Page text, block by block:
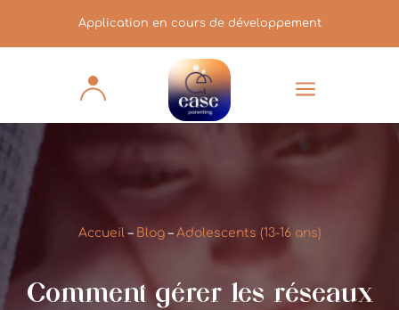
Application en cours de développement
a
Accueil– Blog– Adolescents (13-16 ans)
Comment gérer les réseaux